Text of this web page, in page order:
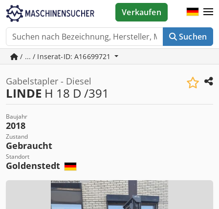
Suchen
Verkaufen
/ ... / Inserat-ID: A16699721
Gabelstapler - Diesel
LINDE H 18 D /391
Baujahr
2018
Zustand
Gebraucht
Standort
Goldenstedt